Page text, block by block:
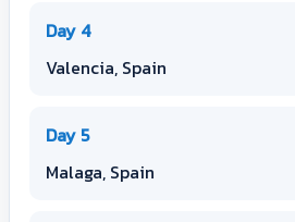
Day 4
Valencia, Spain
Day 5
Malaga, Spain